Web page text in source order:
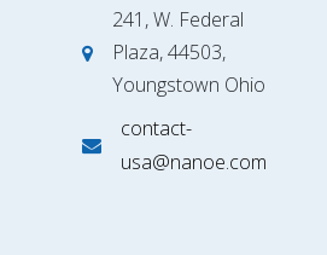
241, W. Federal
Plaza, 44503,
Youngstown Ohio
contact-
usa@nanoe.com